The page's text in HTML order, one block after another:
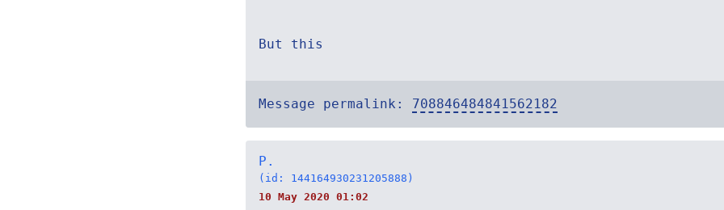
But this
Message permalink: 708846484841562182
P.
(id: 144164930231205888)
10 May 2020 01:02